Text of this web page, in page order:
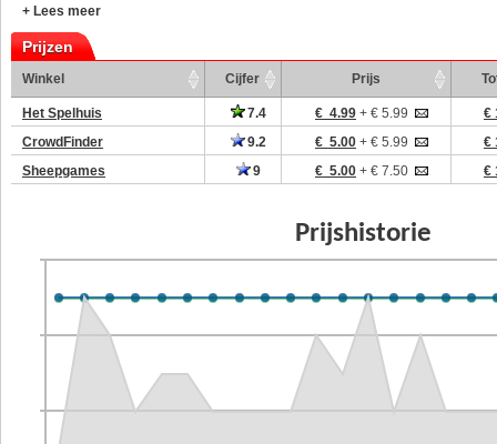
+ Lees meer
Prijzen
Winkel Cijfer Prijs
Het Spelhuis 7.4 € 4.99 + € 5.99
€
CrowdFinder
9.2 € 5.00 + € 5.99
€
Sheepgames
9 € 5.00 + € 7.50 €